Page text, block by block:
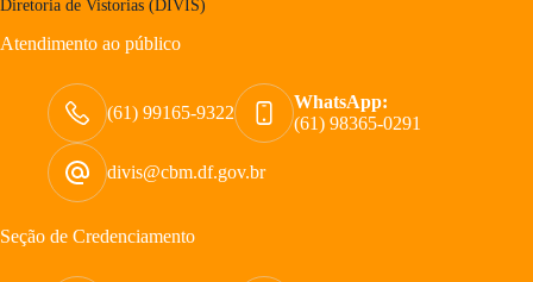
Diretoria de Vistorias (DIVIS)
Atendimento ao público
(61) 99165-9322
WhatsApp:
(61) 98365-0291
divis@cbm.df.gov.br
Seção de Credenciamento